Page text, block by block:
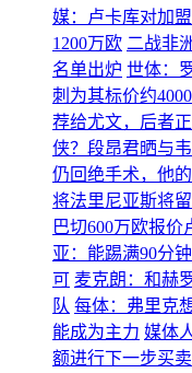
媒：卢卡库对加
1200万欧 二战非
名单出炉 世体：
刺为其标价约
荐给尤文，后者
侠？段昂君晒与韦
仍回绝手术，他
将法里尼亚斯将
巴切600万欧报
亚：能踢满90分
可 麦克朗：和赫
队 每体：弗里克
能成为主力 媒体
额进行下一步买卖